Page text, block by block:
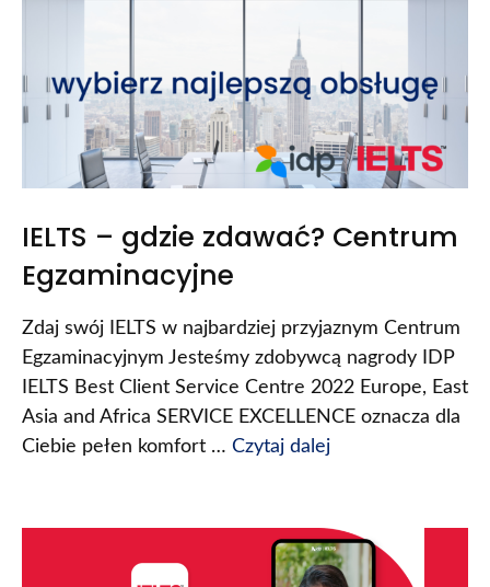
IELTS – gdzie zdawać? Centrum
Egzaminacyjne
Zdaj swój IELTS w najbardziej przyjaznym Centrum
Egzaminacyjnym Jesteśmy zdobywcą nagrody IDP
IELTS Best Client Service Centre 2022 Europe, East
Asia and Africa SERVICE EXCELLENCE oznacza dla
Ciebie pełen komfort … Czytaj dalej